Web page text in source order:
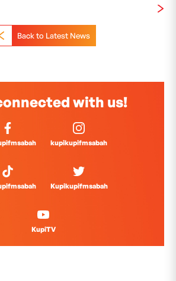
Back to Latest News
with us!
kupikupifmsabah
Kupikupifmsabah
KupiTV